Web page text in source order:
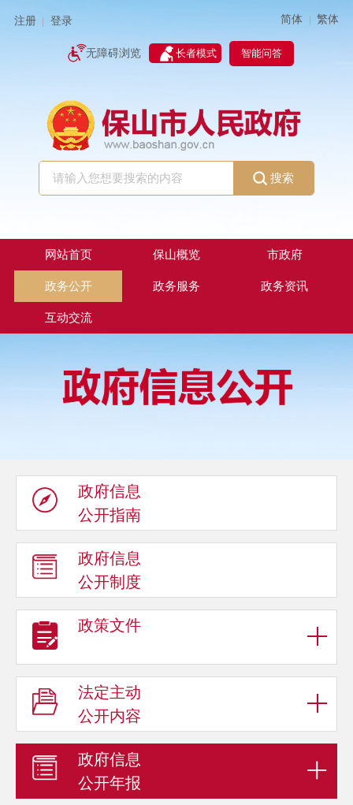
注册 登录 简体 | 繁体
无障碍浏览 长者模式 智能问答
搜索
网站首页 保山概览 市政府
政务公开 政务服务 政务资讯
互动交流
政府信息
公开指南
政府信息
公开制度
政策文件
法定主动
公开内容
政府信息
公开年报